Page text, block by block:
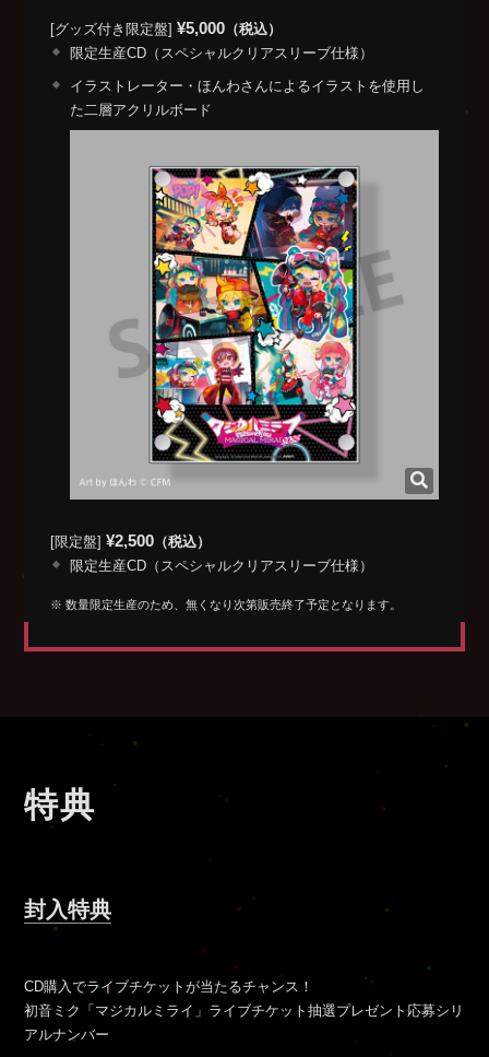
[グッズ付き限定盤] ¥5,000 （税込）
限定生産CD（スペシャルクリアスリーブ仕様）
イラストレーター・ほんわさんによるイラストを使用し
た二層アクリルボード
[限定盤] ¥2,500 （税込）
限定生産CD（スペシャルクリアスリーブ仕様）
※ 数量限定生産のため、無くなり次第販売終了予定となります。
特典
封入特典
CD購入でライブチケットが当たるチャンス！
初音ミク「マジカルミライ」ライブチケット抽選プレゼント応募シリ
アルナンバー